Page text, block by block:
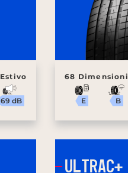
Estivo
69 dB
68 Dimensioni
E B
ULTRAC+